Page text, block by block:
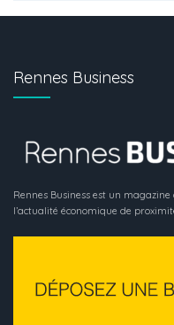
Rennes Business
Rennes Business est un
l’actualité économique de